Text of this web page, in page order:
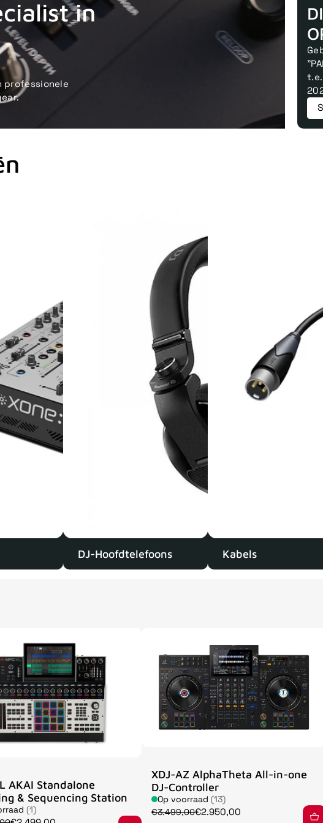
in
professionele
DJ-Hoofdtelefoons Kabels
AKAI Standalone
& Sequencing Station
(1)
XDJ-AZ AlphaTheta All-in-one
DJ-Controller
Op voorraad (13)
€3.499,00€2.950,00